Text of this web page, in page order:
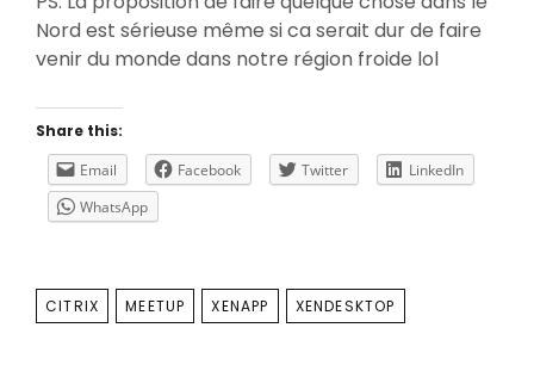
Nord est sérieuse même si ca serait dur de faire
venir du monde dans notre région froide lol
Share this:
Email
Facebook Twitter
LinkedIn
WhatsApp
TAGS
CITRIX MEETUP XENAPP XENDESKTOP